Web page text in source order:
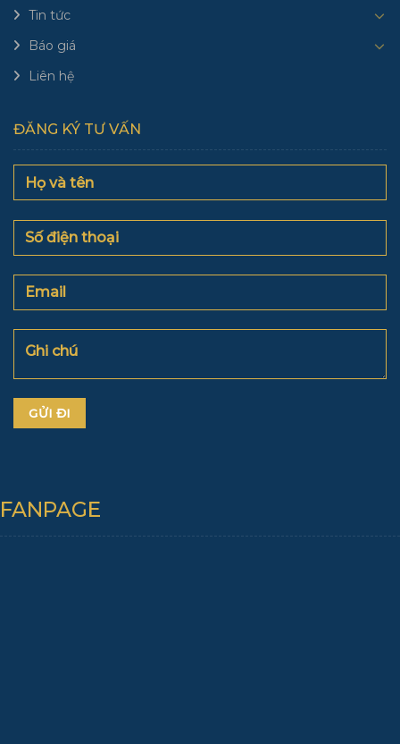
Tin tức
Báo giá
Liên hệ
ĐĂNG KÝ TƯ VẤN
FANPAGE